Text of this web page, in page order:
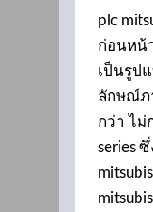
plc
ก่อนหน้
เป็นรูป
ลักษณ์ภ
กว่า ไม่
series